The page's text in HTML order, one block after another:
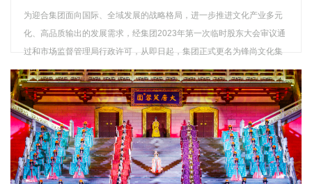
为迎合集团面向国际、全域发展的战略格局，进一步推进文化产业多元
化、高品质输出的发展需求，经集团2023年第一次临时股东大会审议通
过和市场监督管理局行政许可，从即日起，集团正式更名为锋尚文化集
团股份有限公司，（英文：Funshine Culture Group Co.,Ltd.） 。
查看详情